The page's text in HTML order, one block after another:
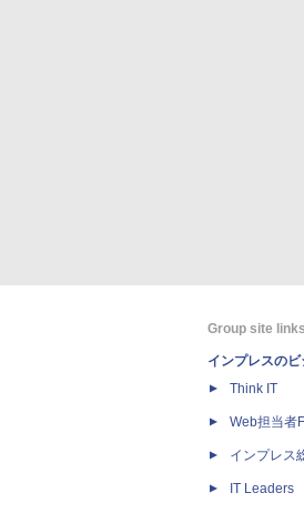
Group site links
インプレスの
Think IT
Web担当者
インプレス
IT Leaders